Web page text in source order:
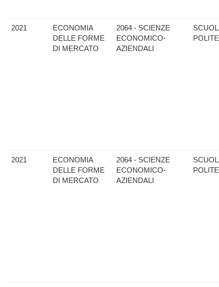
2021
ECONOMIA
DELLE FORME
DI MERCATO
2064 - SCIENZE
ECONOMICO-
AZIENDALI
2021
ECONOMIA
DELLE FORME
DI MERCATO
2064 - SCIENZE
ECONOMICO-
AZIENDALI